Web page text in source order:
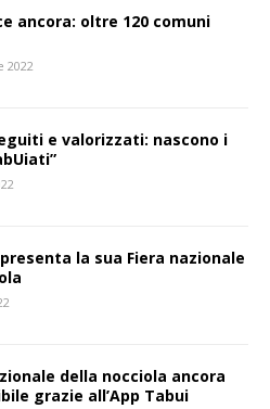
ancora: oltre 120 comuni
2022
e valorizzati: nascono i
la sua Fiera nazionale
della nocciola ancora
grazie all’App Tabui